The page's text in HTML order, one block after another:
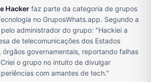
Hacker faz parte da categoria de grupos
no GruposWhats.app. Segundo a
administrador do grupo: "Hackiei a
de telecomunicações dos Estados
órgãos governamentais, reportando falhas
o grupo no intuito de divulgar
com amantes de tech."